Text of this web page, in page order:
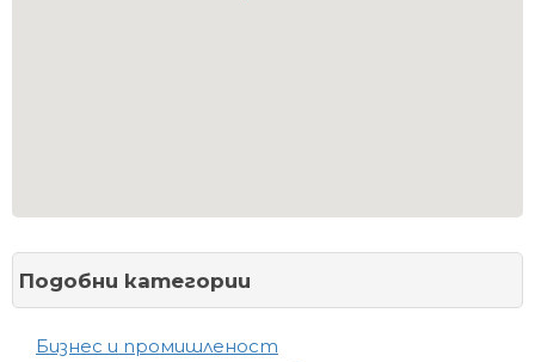
Подобни категории
Бизнес и промишленост